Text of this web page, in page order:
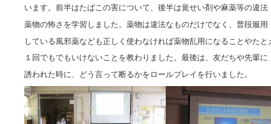
います。前半はたばこの害について、後半は覚せい剤や麻薬等の違法
薬物の怖さを学習しました。薬物は違法なものだけでなく、普段服用
している風邪薬なども正しく使わなければ薬物乱用になることやたと
１回でもでもいけないことを教わりました。最後は、友だちや先輩に
誘われた時に、どう言って断るかをロールプレイを行いました。